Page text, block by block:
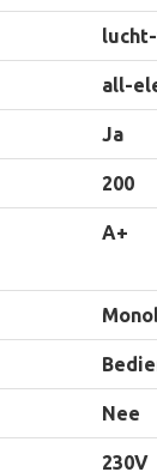
all-
Ja
200
A+
Nee
230V